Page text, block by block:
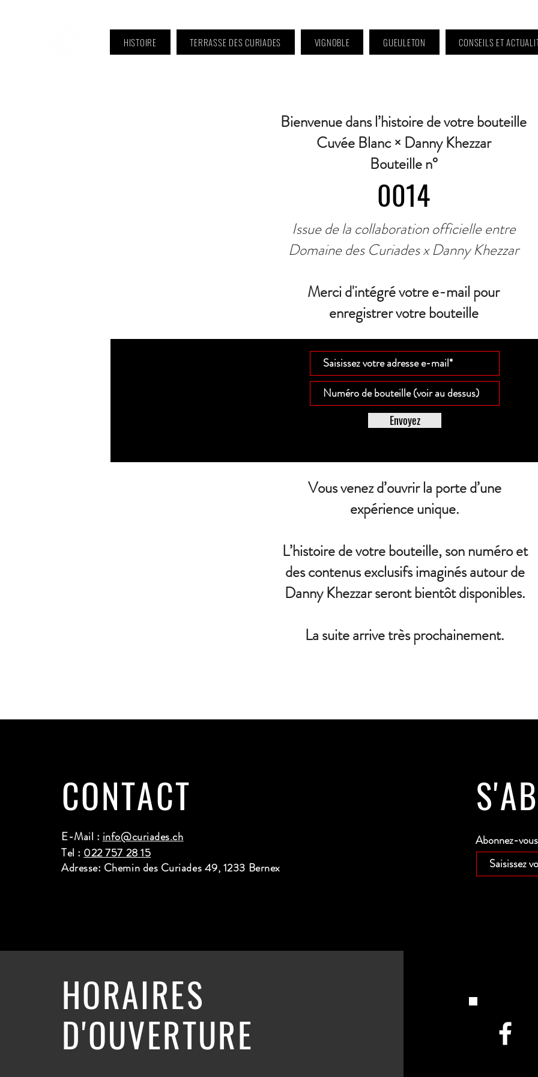
HISTOIRE TERRASSE DES CURIADES VIGNOBLE GUEULETON CONSEILS ET
Bienvenue dans l’histoire de votre bouteille
Cuvée Blanc × Danny Khezzar
Bouteille n°
0014
Issue de la collaboration officielle entre
Domaine des Curiades x Danny Khezzar
Merci d'intégré votre e-mail pour
enregistrer votre bouteille
Envoyez
Vous venez d’ouvrir la porte d’une
expérience unique.
L’histoire de votre bouteille, son numéro et
des contenus exclusifs imaginés autour de
Danny Khezzar seront bientôt disponibles.
La suite arrive très prochainement.
CONTACT
E-Mail : info@curiades.ch
Tel : 022 757 28 15
Adresse: Chemin des Curiades 49, 1233 Bernex
Abonnez-
HORAIRES
D'OUVERTURE